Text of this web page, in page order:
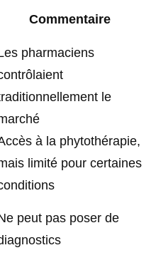
Commentaire
pharmaciens
le
à la phytothérapie,
limité pour certaines
peut pas poser de